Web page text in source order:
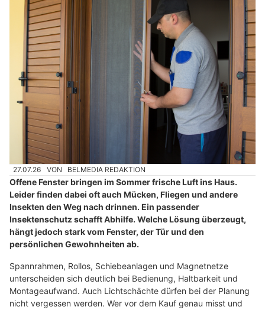
27.07.26 VON BELMEDIA REDAKTION
Offene Fenster bringen im Sommer frische Luft ins Haus.
Leider finden dabei oft auch Mücken, Fliegen und andere
Insekten den Weg nach drinnen. Ein passender
Insektenschutz schafft Abhilfe. Welche Lösung überzeugt,
hängt jedoch stark vom Fenster, der Tür und den
persönlichen Gewohnheiten ab.
Spannrahmen, Rollos, Schiebeanlagen und Magnetnetze
unterscheiden sich deutlich bei Bedienung, Haltbarkeit und
Montageaufwand. Auch Lichtschächte dürfen bei der Planung
nicht vergessen werden. Wer vor dem Kauf genau misst und